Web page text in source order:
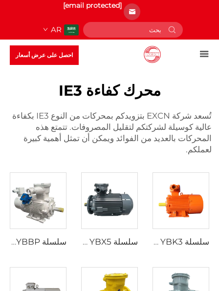
[email protected]
AR
احصل على عرض أسعار
محرك كفاءة IE3
تُسعد شركة EXCN بتزويدكم بمحركات من النوع IE3 بكفاءة
عالية كوسيلة لشركتكم لتقليل المصروفات. تتمتع هذه
المحركات بالعديد من الفوائد ويمكن أن تمثل أهمية كبيرة
لعملكم.
سلسلة YBK3 محركات غير متزامنة ثلاثية الطور مقاومة للانفجار وتُستخدم في مناجم الفحم تحت الأرض سلسلة YBX5 محرك غير متزامن ثلاثي الطور فائق الكفاءة وعالي الفعالية ومنخفض الجهد ومقاوم للانفجار سلسلة YBBP محرك غير متزامن ثلاثي الطور مقاوم للانفجار وذو تردد متغير لتنظيم السرعة